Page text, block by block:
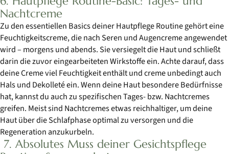
Nachtcreme
Zu den essentiellen Basics deiner Hautpflege Routine gehört eine
Feuchtigkeitscreme, die nach Seren und Augencreme angewendet
wird – morgens und abends. Sie versiegelt die Haut und schließt
darin die zuvor eingearbeiteten Wirkstoffe ein. Achte darauf, dass
deine Creme viel Feuchtigkeit enthält und creme unbedingt auch
Hals und Dekolleté ein. Wenn deine Haut besondere Bedürfnisse
hat, kannst du auch zu spezifischen Tages- bzw. Nachtcremes
greifen. Meist sind Nachtcremes etwas reichhaltiger, um deine
Haut über die Schlafphase optimal zu versorgen und die
Regeneration anzukurbeln.
7. Absolutes Muss deiner Gesichtspflege